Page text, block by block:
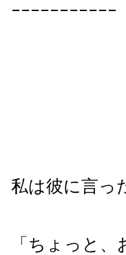
−−−−−−−−−−−
私は彼に言っ
「ちょっと